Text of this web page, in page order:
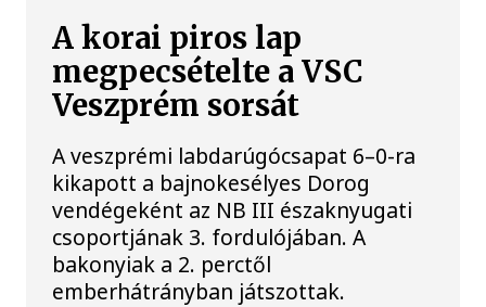
A korai piros lap
megpecsételte a VSC
Veszprém sorsát
A veszprémi labdarúgócsapat 6–0-ra
kikapott a bajnokesélyes Dorog
vendégeként az NB III északnyugati
csoportjának 3. fordulójában. A
bakonyiak a 2. perctől
emberhátrányban játszottak.